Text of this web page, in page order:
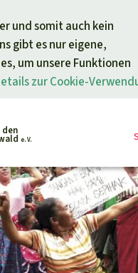
und somit auch kein
gibt es nur eigene,
um unsere Funktionen
zur Cookie-
e. V.
Spende hilft
Spende